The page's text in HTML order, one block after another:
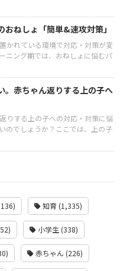
おねしょ「簡単&速攻対策」
かれている環境で対応・対策が変
ニング期では、おねしょに悩むパ
。赤ちゃん返りする上の子へ
りする上の子への対応・対策に悩
のでしょうか？ここでは、上の子
知育 (1,335)
小学生 (338)
赤ちゃん (226)